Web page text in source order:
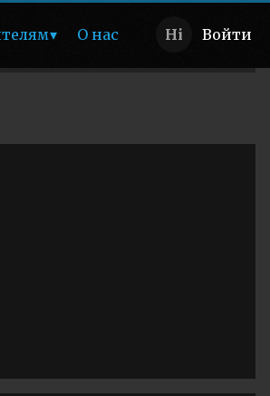
О нас Войти